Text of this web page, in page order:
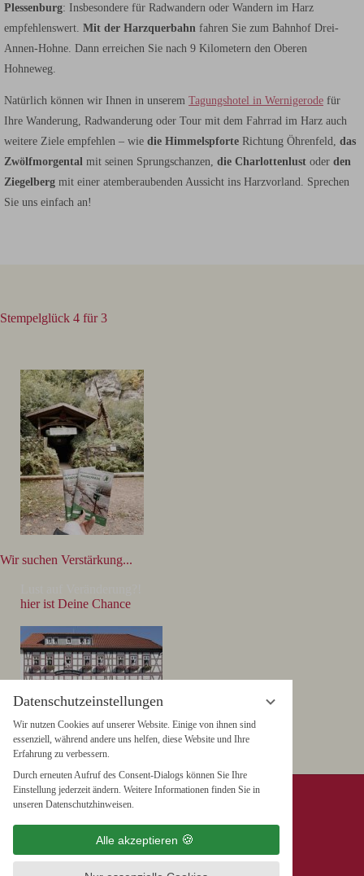
Datenschutzeinstellungen
Wir nutzen Cookies auf unserer Website. Einige von ihnen sind
essenziell, während andere uns helfen, diese Website und Ihre
Erfahrung zu verbessern.
Durch erneuten Aufruf des Consent-Dialogs können Sie Ihre
Einstellung jederzeit ändern. Weitere Informationen finden Sie in
unseren Datenschutzhinweisen.
Alle akzeptieren
Plessenburg: Insbesondere für Radwandern oder Wandern im Harz
empfehlenswert. Mit der Harzquerbahn fahren Sie zum Bahnhof Drei-
Annen-Hohne. Dann erreichen Sie nach 9 Kilometern den Oberen
Hohneweg.
Natürlich können wir Ihnen in unserem Tagungshotel in Wernigerode für
Ihre Wanderung, Radwanderung oder Tour mit dem Fahrrad im Harz auch
weitere Ziele empfehlen – wie die Himmelspforte Richtung Öhrenfeld, das
Zwölfmorgental mit seinen Sprungschanzen, die Charlottenlust oder den
Ziegelberg mit einer atemberaubenden Aussicht ins Harzvorland. Sprechen
Sie uns einfach an!
Stempelglück 4 für 3
Wir suchen Verstärkung...
hier ist Deine Chance
Hotel & Restaurant "Weißer Hirsch"
Wieland GmbH & Co. KG
Marktplatz 5, 38855 Wernigerode
Tel. +49 (0) 3943 / 26 711-0